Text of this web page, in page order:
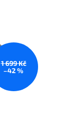
1 699 Kč
–42 %